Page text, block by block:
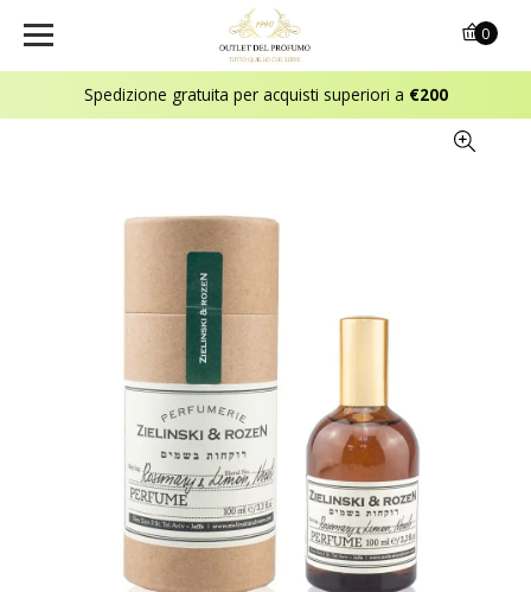
Spedizione gratuita per acquisti superiori a €200
0